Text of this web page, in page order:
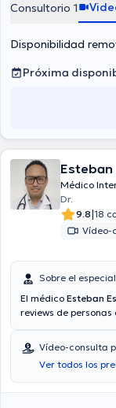
Consultorio 1
Disponibilidad
Próxima
Médico
Dr.
9.8|18
Vídeo-
Sobre el
El médico Esteban
reviews de
acepta citas con
Vía reembolso con
con el Dr. Esteban
Vídeo-consulta
Ver todos los